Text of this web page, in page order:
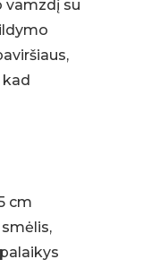
vamzdį su
cm